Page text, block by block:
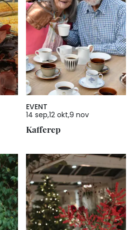
EVENT
14 sep12 okt9 nov
Kafferep